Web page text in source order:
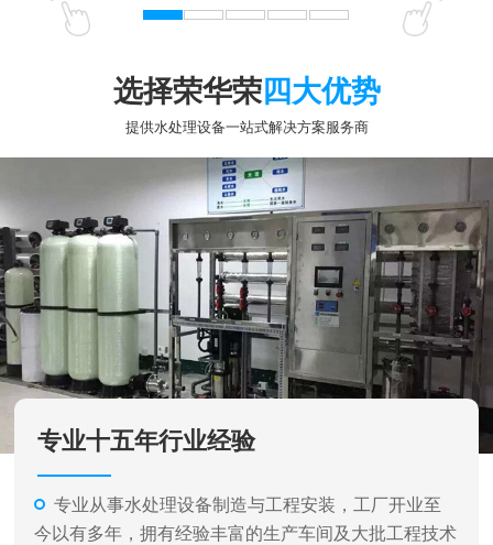
选择荣华荣四大优势
提供水处理设备一站式解决方案服务商
专业十五年行业经验
专业从事水处理设备制造与工程安装，工厂开业至
今以有多年，拥有经验丰富的生产车间及大批工程技术